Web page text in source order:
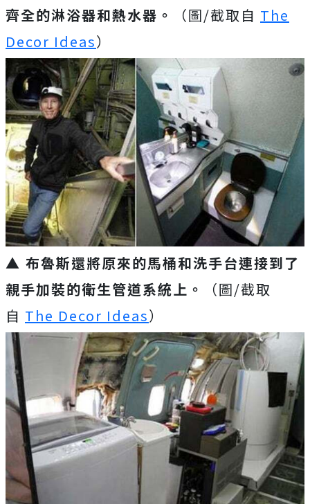
齊全的淋浴器和熱水器。
（圖/截取自 The
Decor Ideas）
▲ 布魯斯還將原來的馬桶和洗手台連接到了
親手加裝的衛生管道系統上。
（圖/截取
自 The Decor Ideas）